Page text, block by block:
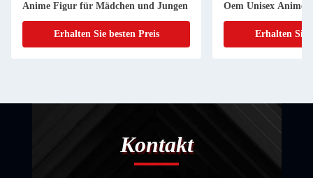
Anime Figur für Mädchen und Jungen
Erhalten Sie besten Preis
Oem Unisex Anime
Logo Personalized
Erhalten Sie
Kontakt